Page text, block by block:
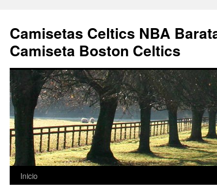
Camisetas Celtics NBA
Camiseta Boston Celtics
Saltar
Inicio